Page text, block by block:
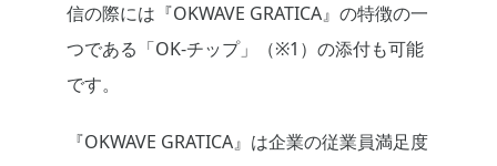
信の際には『OKWAVE GRATICA』の特徴の一
つである「OK-チップ」（※1）の添付も可能
です。
『OKWAVE GRATICA』は企業の従業員満足度